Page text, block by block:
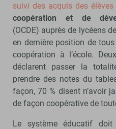
suivi des acquis des élèves
coopération et de
(OCDE) auprès de lycéens
en dernière position de
coopération à l’école.
déclarent passer la
prendre des notes du
façon, 70 % disent n’avoir
de façon coopérative de
Le système éducatif doit